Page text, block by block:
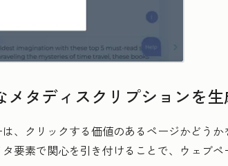
タディスクリプションを生
、クリックする価値のあるページかどう
要素で関心を引き付けることで、ウェブ